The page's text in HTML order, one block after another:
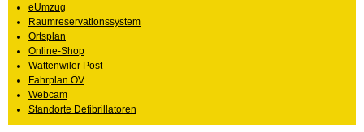
eUmzug
Raumreservationssystem
Ortsplan
Online-Shop
Wattenwiler Post
Fahrplan ÖV
Webcam
Standorte Defibrillatoren